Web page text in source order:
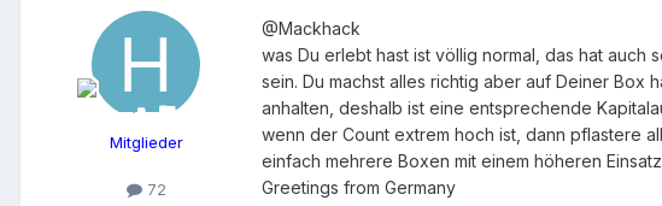
Mitglieder
72
@Mackhack
was Du erlebt hast ist völlig normal, das hat
sein. Du machst alles richtig aber auf Deiner Box
anhalten, deshalb ist eine entsprechende
wenn der Count extrem hoch ist, dann pflastere
einfach mehrere Boxen mit einem höheren
Greetings from Germany